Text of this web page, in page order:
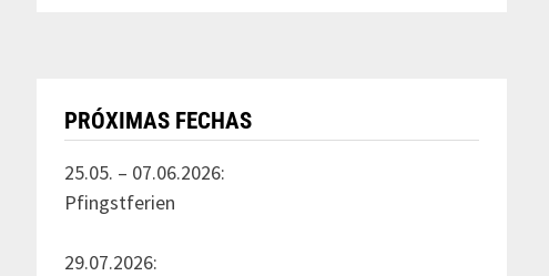
PRÓXIMAS FECHAS
25.05. – 07.06.2026:
Pfingstferien
29.07.2026: